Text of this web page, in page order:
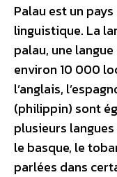
Palau est un
linguistique. La
palau, une
environ 10 000
l’anglais,
(philippin) sont
plusieurs
le basque, le
parlées dans